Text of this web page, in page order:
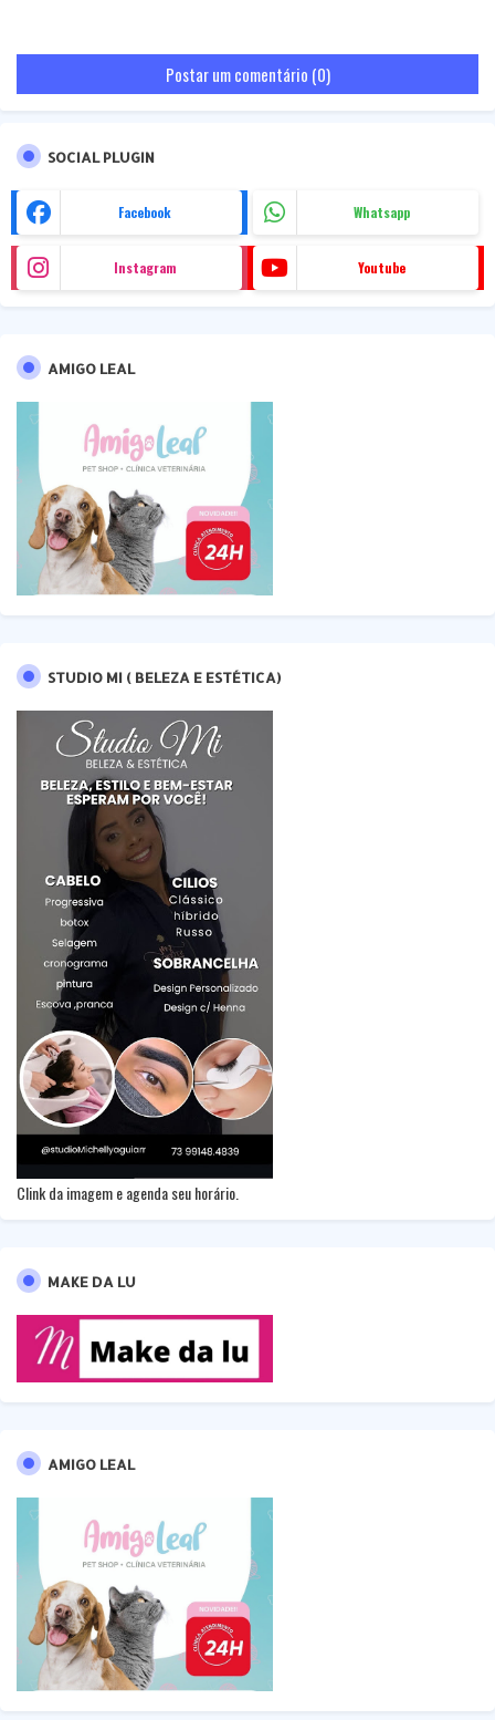
Postar um comentário (0)
SOCIAL PLUGIN
Facebook Whatsapp
Instagram Youtube
AMIGO LEAL
STUDIO MI ( BELEZA E ESTÉTICA)
Clink da imagem e agenda seu horário.
MAKE DA LU
AMIGO LEAL